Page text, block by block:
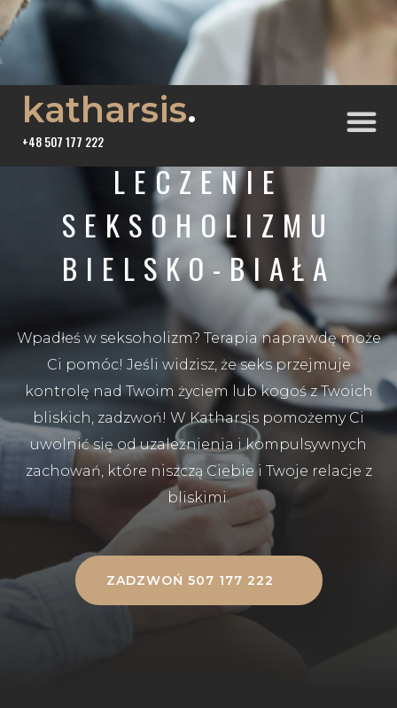
katharsis.
+48 507 177 222
LECZENIE
SEKSOHOLIZMU
BIELSKO-BIAŁA
Wpadłeś w seksoholizm? Terapia naprawdę może
Ci pomóc! Jeśli widzisz, że seks przejmuje
kontrolę nad Twoim życiem lub kogoś z Twoich
bliskich, zadzwoń! W Katharsis pomożemy Ci
uwolnić się od uzależnienia i kompulsywnych
zachowań, które niszczą Ciebie i Twoje relacje z
bliskimi.
ZADZWOŃ 507 177 222